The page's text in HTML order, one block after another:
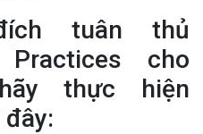
tuân thủ
Practices cho
thực hiện